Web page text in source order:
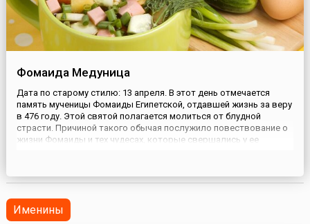
Фомаида Медуница
Дата по старому стилю: 13 апреля. В этот день отмечается
память мученицы Фомаиды Египетской, отдавшей жизнь за веру
в 476 году. Этой святой полагается молиться от блудной
страсти. Причиной такого обычая послужило повествование о
жизни Фомаиды и тех чудесах, которые свершались у ее
приготовле...
Именины